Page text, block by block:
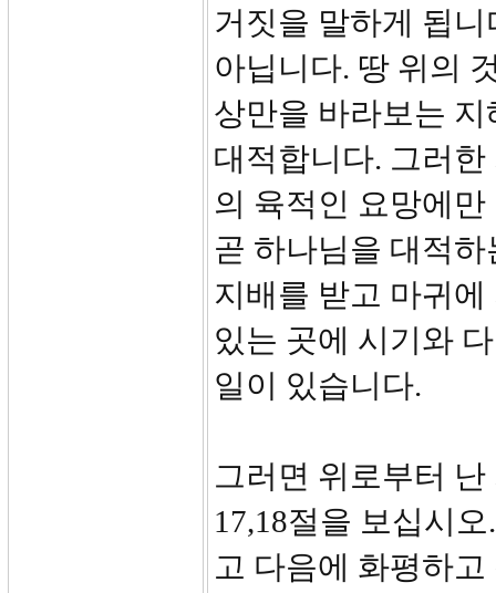
거짓을 말하게 됩
아닙니다. 땅 위의
상만을 바라보는
대적합니다. 그러
의 육적인 요망에
곧 하나님을 대적
지배를 받고 마귀
있는 곳에 시기와
일이 있습니다.
그러면 위로부터
17,18절을 보십시
고 다음에 화평하